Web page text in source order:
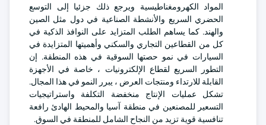
المواد الكهرومغناطيسية ويرجع ذلك جزئيا إلى التوسع
الحضري السريع والأنشطة الصناعية في دول مثل الصين
والهند. كما يساهم الطلب المتزايد على النوافذ الذكية في
كل من القطاعين التجاري والسكني وأهميتها المتزايدة في
السيارات في نمو حصتها السوقية في هذه المنطقة. إن
التطور السريع لقطاع الإلكترونيات ، خاصة في الأجهزة
القابلة للارتداء ومنتجات العرض ، يبرر النمو في هذا المجال.
تشكل عمليات الإنتاج منخفضة التكلفة واستراتيجيات
التسعير للمصنعين في منطقة آسيا والمحيط الهادئ رافعة
تنافسية قوية تزيد من النجاح الشامل للمنطقة في السوق.